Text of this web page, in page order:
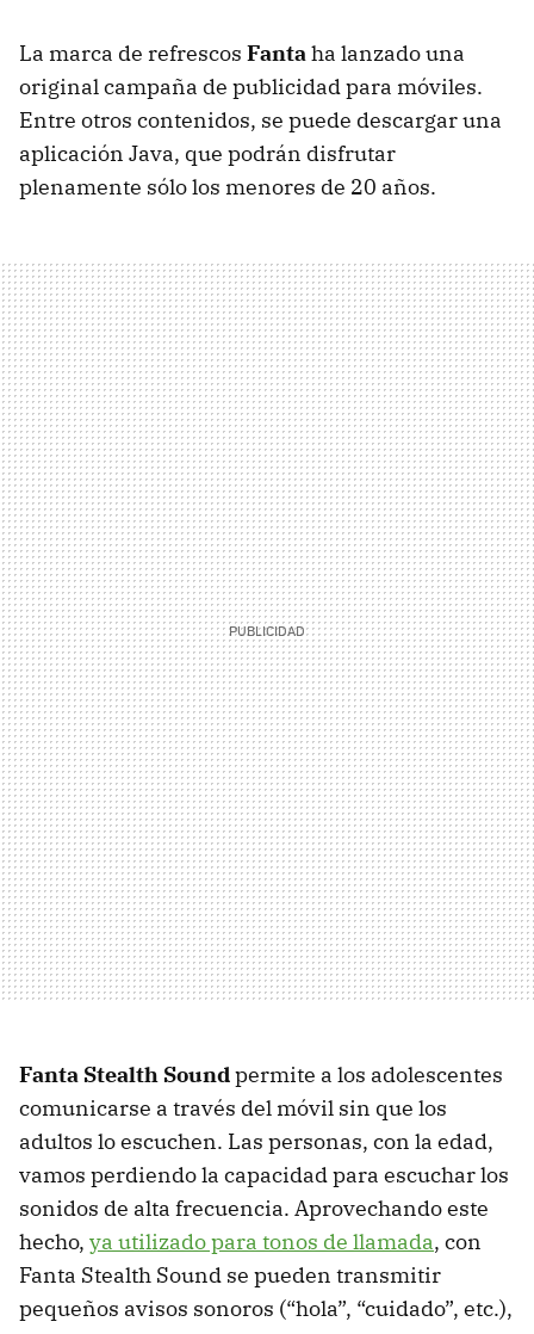
La marca de refrescos Fantaha lanzado una
original campaña de publicidad para móviles.
Entre otros contenidos, se puede descargar una
aplicación Java, que podrán disfrutar
plenamente sólo los menores de 20 años.
Fanta Stealth Soundpermite a los adolescentes
comunicarse a través del móvil sin que los
adultos lo escuchen. Las personas, con la edad,
vamos perdiendo la capacidad para escuchar los
sonidos de alta frecuencia. Aprovechando este
hecho, ya utilizado para tonos de llamada, con
Fanta Stealth Sound se pueden transmitir
pequeños avisos sonoros (“hola”, “cuidado”, etc.),